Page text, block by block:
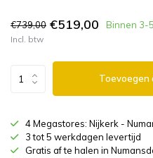
€739,00 €519,00 Binnen 3-
Incl. btw
Toevoegen
4 Megastores: Nijkerk -
3 tot 5 werkdagen levertijd
Gratis af te halen in